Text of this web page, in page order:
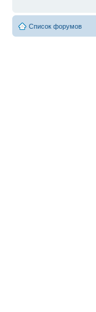
Список форумов